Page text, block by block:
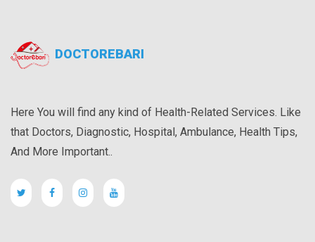
DOCTOREBARI
Here You will find any kind of Health-Related Services. Like
that Doctors, Diagnostic, Hospital, Ambulance, Health Tips,
And More Important..